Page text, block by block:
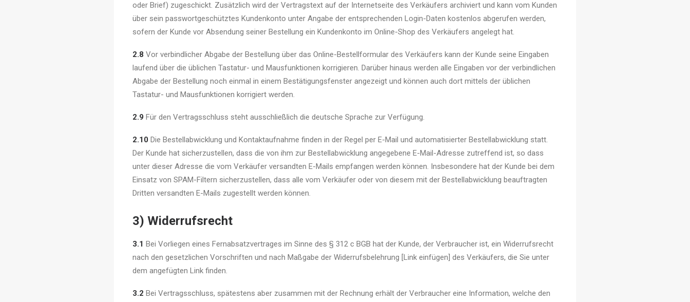
oder Brief) zugeschickt. Zusätzlich wird der Vertragstext auf der Internetseite des Verkäufers archiviert und kann vom Kunden
über sein passwortgeschütztes Kundenkonto unter Angabe der entsprechenden Login-Daten kostenlos abgerufen werden,
sofern der Kunde vor Absendung seiner Bestellung ein Kundenkonto im Online-Shop des Verkäufers angelegt hat.
2.8 Vor verbindlicher Abgabe der Bestellung über das Online-Bestellformular des Verkäufers kann der Kunde seine Eingaben
laufend über die üblichen Tastatur- und Mausfunktionen korrigieren. Darüber hinaus werden alle Eingaben vor der verbindlichen
Abgabe der Bestellung noch einmal in einem Bestätigungsfenster angezeigt und können auch dort mittels der üblichen
Tastatur- und Mausfunktionen korrigiert werden.
2.9 Für den Vertragsschluss steht ausschließlich die deutsche Sprache zur Verfügung.
2.10 Die Bestellabwicklung und Kontaktaufnahme finden in der Regel per E-Mail und automatisierter Bestellabwicklung statt.
Der Kunde hat sicherzustellen, dass die von ihm zur Bestellabwicklung angegebene E-Mail-Adresse zutreffend ist, so dass
unter dieser Adresse die vom Verkäufer versandten E-Mails empfangen werden können. Insbesondere hat der Kunde bei dem
Einsatz von SPAM-Filtern sicherzustellen, dass alle vom Verkäufer oder von diesem mit der Bestellabwicklung beauftragten
Dritten versandten E-Mails zugestellt werden können.
3) Widerrufsrecht
3.1 Bei Vorliegen eines Fernabsatzvertrages im Sinne des § 312 c BGB hat der Kunde, der Verbraucher ist, ein Widerrufsrecht
nach den gesetzlichen Vorschriften und nach Maßgabe der Widerrufsbelehrung [Link einfügen] des Verkäufers, die Sie unter
dem angefügten Link finden.
3.2 Bei Vertragsschluss, spätestens aber zusammen mit der Rechnung erhält der Verbraucher eine Information, welche den